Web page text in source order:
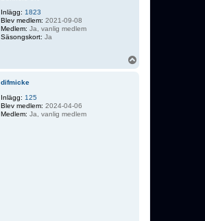
Inlägg: 1823
Blev medlem: 2021-09-08
Medlem: Ja, vanlig medlem
Säsongskort: Ja
difmicke
Inlägg: 125
Blev medlem: 2024-04-06
Medlem: Ja, vanlig medlem